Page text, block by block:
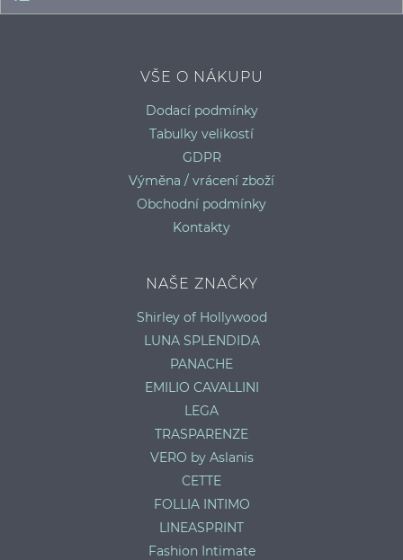
VŠE O NÁKUPU
Dodací podmínky
Tabulky velikostí
GDPR
Výměna / vrácení zboží
Obchodní podmínky
Kontakty
NAŠE ZNAČKY
Shirley of Hollywood
LUNA SPLENDIDA
PANACHE
EMILIO CAVALLINI
LEGA
TRASPARENZE
VERO by Aslanis
CETTE
FOLLIA INTIMO
LINEASPRINT
Fashion Intimate